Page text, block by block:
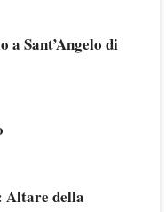
a Sant’Angelo di
Altare della